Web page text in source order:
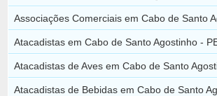
Associações Comerciais em Cabo de Santo
Atacadistas em Cabo de Santo Agostinho -
Atacadistas de Aves em Cabo de Santo
Atacadistas de Bebidas em Cabo de Santo